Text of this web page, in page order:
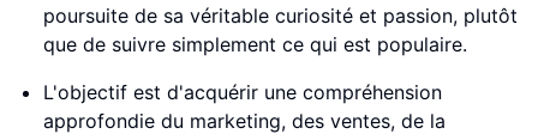
poursuite de sa véritable curiosité et passion, plutôt
que de suivre simplement ce qui est populaire.
L'objectif est d'acquérir une compréhension
approfondie du marketing, des ventes, de la